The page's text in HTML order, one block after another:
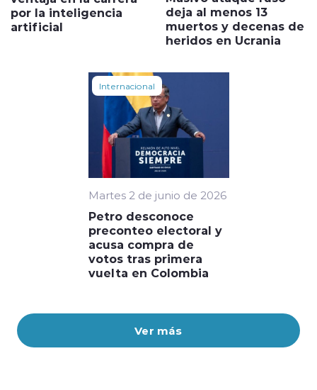
Ver más
por la inteligencia
artificial
deja al menos 13
muertos y decenas de
heridos en Ucrania
Internacional
Martes 2 de junio de 2026
Petro desconoce
preconteo electoral y
acusa compra de
votos tras primera
vuelta en Colombia